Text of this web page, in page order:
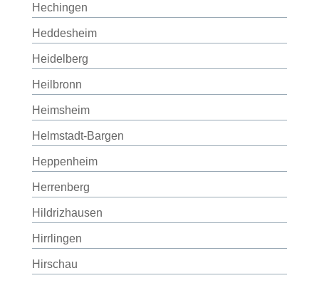
Hechingen
Heddesheim
Heidelberg
Heilbronn
Heimsheim
Helmstadt-Bargen
Heppenheim
Herrenberg
Hildrizhausen
Hirrlingen
Hirschau